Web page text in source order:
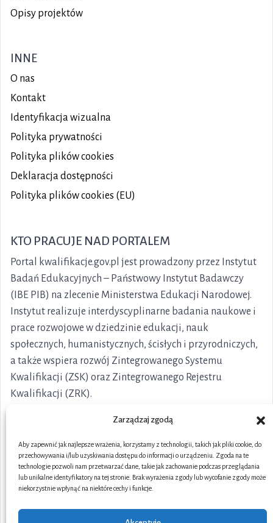
Zarządzaj zgodą
Aby zapewnić jak najlepsze wrażenia, korzystamy z technologii, takich jak pliki cookie, do
przechowywania i/lub uzyskiwania dostępu do informacji o urządzeniu. Zgoda na te
technologie pozwoli nam przetwarzać dane, takie jak zachowanie podczas przeglądania
lub unikalne identyfikatory na tej stronie. Brak wyrażenia zgody lub wycofanie zgody może
niekorzystnie wpłynąć na niektóre cechy i funkcje.
Opisy projektów
INNE
O nas
Kontakt
Identyfikacja wizualna
Polityka prywatności
Polityka plikówcookies
Deklaracja dostępności
Polityka plików cookies (EU)
KTO PRACUJE NAD PORTALEM
Portal kwalifikacje.gov.pl jest prowadzony przez Instytut
Badań Edukacyjnych – Państwowy Instytut Badawczy
(IBE PIB) na zlecenie Ministerstwa Edukacji Narodowej.
Instytut realizuje interdyscyplinarne badania naukowe i
prace rozwojowe w dziedzinie edukacji, nauk
społecznych, humanistycznych, ścisłych i przyrodniczych,
a także wspiera rozwój Zintegrowanego Systemu
Kwalifikacji (ZSK) oraz Zintegrowanego Rejestru
Kwalifikacji (ZRK).